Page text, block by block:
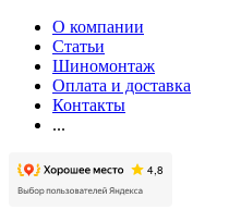
О компании
Статьи
Шиномонтаж
Оплата и доставка
Контакты
...